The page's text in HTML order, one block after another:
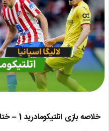
خلاصه بازی اتلتیکومادرید 1 – ختافه 0 | لالیگا اسپانیا